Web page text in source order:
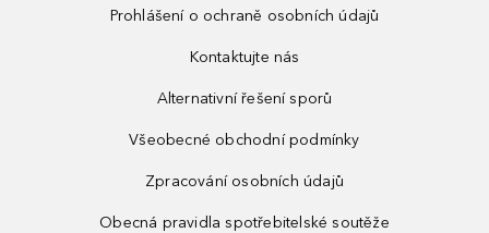
Prohlášení o ochraně osobních údajů
Kontaktujte nás
Alternativní řešení sporů
Všeobecné obchodní podmínky
Zpracování osobních údajů
Obecná pravidla spotřebitelské soutěže